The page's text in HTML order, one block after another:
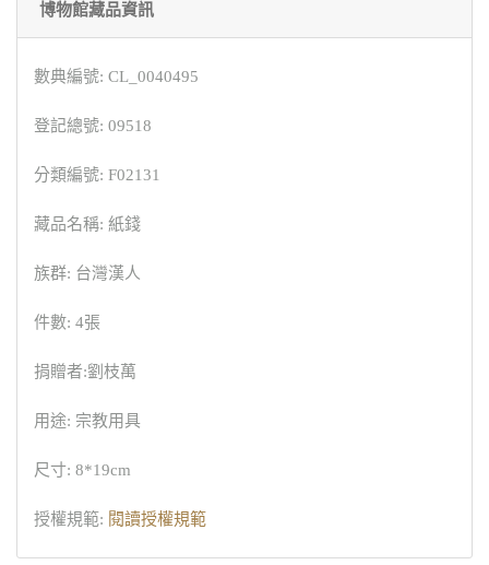
博物館藏品資訊
數典編號: CL_0040495
登記總號: 09518
分類編號: F02131
藏品名稱: 紙錢
族群: 台灣漢人
件數: 4張
捐贈者:劉枝萬
用途: 宗教用具
尺寸: 8*19cm
授權規範: 閱讀授權規範